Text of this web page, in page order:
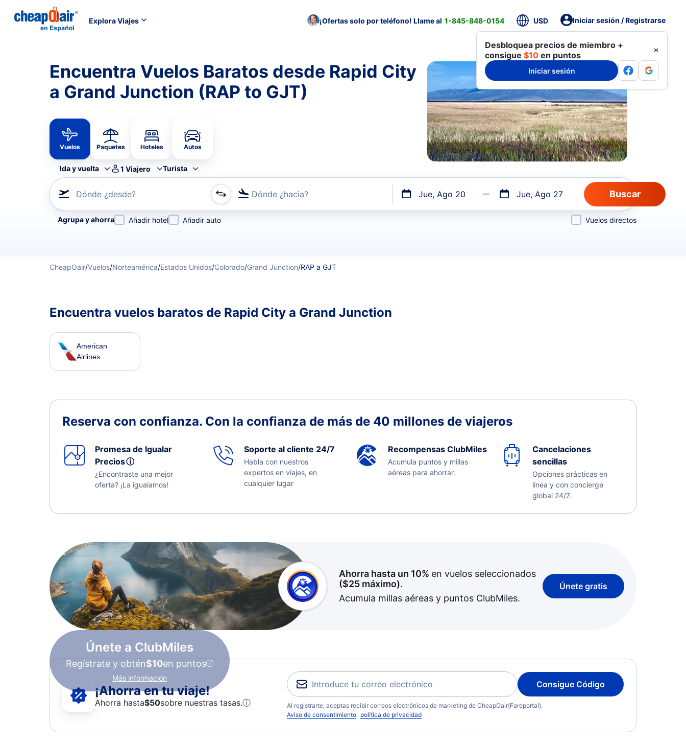
Explora Viajes ¡Ofertas solo por teléfono! Llame al 1-845-848-0154 USD Iniciar sesión / Registrarse
Desbloquea precios de miembro +
consigue $10 en puntos
Iniciar sesión
Encuentra Vuelos Baratos desde Rapid City
a Grand Junction (RAP to GJT)
Vuelos Paquetes Hoteles Autos
Ida y vuelta 1 Viajero Turista
Dónde ¿desde? Dónde ¿hacia? Jue, Ago 20 Jue, Ago 27
Refina tu búsqueda por aerolínea, por ciudad o aeropuerto o por vuelos directos
Agrupa y ahorra Añadir hotel Añadir auto Vuelos directos
CheapOair/Vuelos/Norteamérica/Estados Unidos/Colorado/Grand Junction/RAP a GJT
Encuentra vuelos baratos de Rapid City a Grand Junction
American
Airlines
Reserva con confianza. Con la confianza de más de 40 millones de viajeros
Promesa de Igualar
Preciosⓘ
¿Encontraste una mejor
oferta? ¡La igualamos!
Soporte al cliente 24/7
Habla con nuestros
expertos en viajes, en
cualquier lugar
Recompensas ClubMiles
Acumula puntos y millas
aéreas para ahorrar.
Cancelaciones
sencillas
Opciones prácticas en
línea y con concierge
global 24/7.
Únete a ClubMiles
Regístrate y obtén$10en puntos
Más información
Ahorra hasta un 10% en vuelos seleccionados
($25máximo).
Acumula millas aéreas y puntos ClubMiles.
Únete gratis
¡Ahorra en tu viaje!
Ahorra hasta$50sobre nuestras tasas.ⓘ
Consigue Código
Al registrarte, aceptas recibir correos electrónicos de marketing de CheapOair(Fareportal).
Aviso de consentimiento política de privacidad